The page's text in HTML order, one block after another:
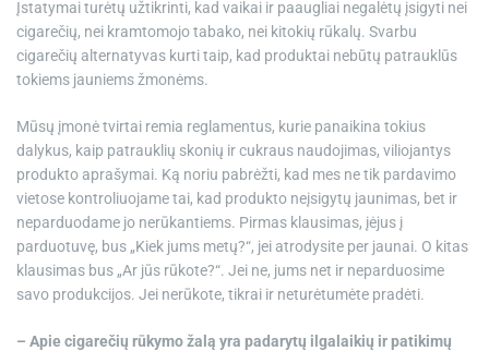
Įstatymai turėtų užtikrinti, kad vaikai ir paaugliai negalėtų įsigyti nei
cigarečių, nei kramtomojo tabako, nei kitokių rūkalų. Svarbu
cigarečių alternatyvas kurti taip, kad produktai nebūtų patrauklūs
tokiems jauniems žmonėms.
Mūsų įmonė tvirtai remia reglamentus, kurie panaikina tokius
dalykus, kaip patrauklių skonių ir cukraus naudojimas, viliojantys
produkto aprašymai. Ką noriu pabrėžti, kad mes ne tik pardavimo
vietose kontroliuojame tai, kad produkto neįsigytų jaunimas, bet ir
neparduodame jo nerūkantiems. Pirmas klausimas, įėjus į
parduotuvę, bus „Kiek jums metų?“, jei atrodysite per jaunai. O kitas
klausimas bus „Ar jūs rūkote?“. Jei ne, jums net ir neparduosime
savo produkcijos. Jei nerūkote, tikrai ir neturėtumėte pradėti.
– Apie cigarečių rūkymo žalą yra padarytų ilgalaikių ir patikimų